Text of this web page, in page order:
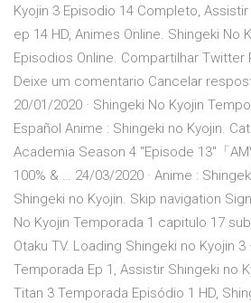
Kyojin 3 Episodio 14 Completo,
ep 14 HD, Animes Online. Shingeki No
Episodios Online. Compartilhar Twitter
Deixe um comentario Cancelar
20/01/2020 · Shingeki No Kyojin
Español Anime : Shingeki no Kyojin.
Academia Season 4 "Episode 13"「
100% & … 24/03/2020 · Anime :
Shingeki no Kyojin. Skip navigation
No Kyojin Temporada 1 capitulo 17
Otaku TV. Loading Shingeki no Kyojin
Temporada Ep 1, Assistir Shingeki no
Titan 3 Temporada Episódio 1 HD,